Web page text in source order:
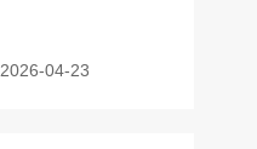
2026-04-23